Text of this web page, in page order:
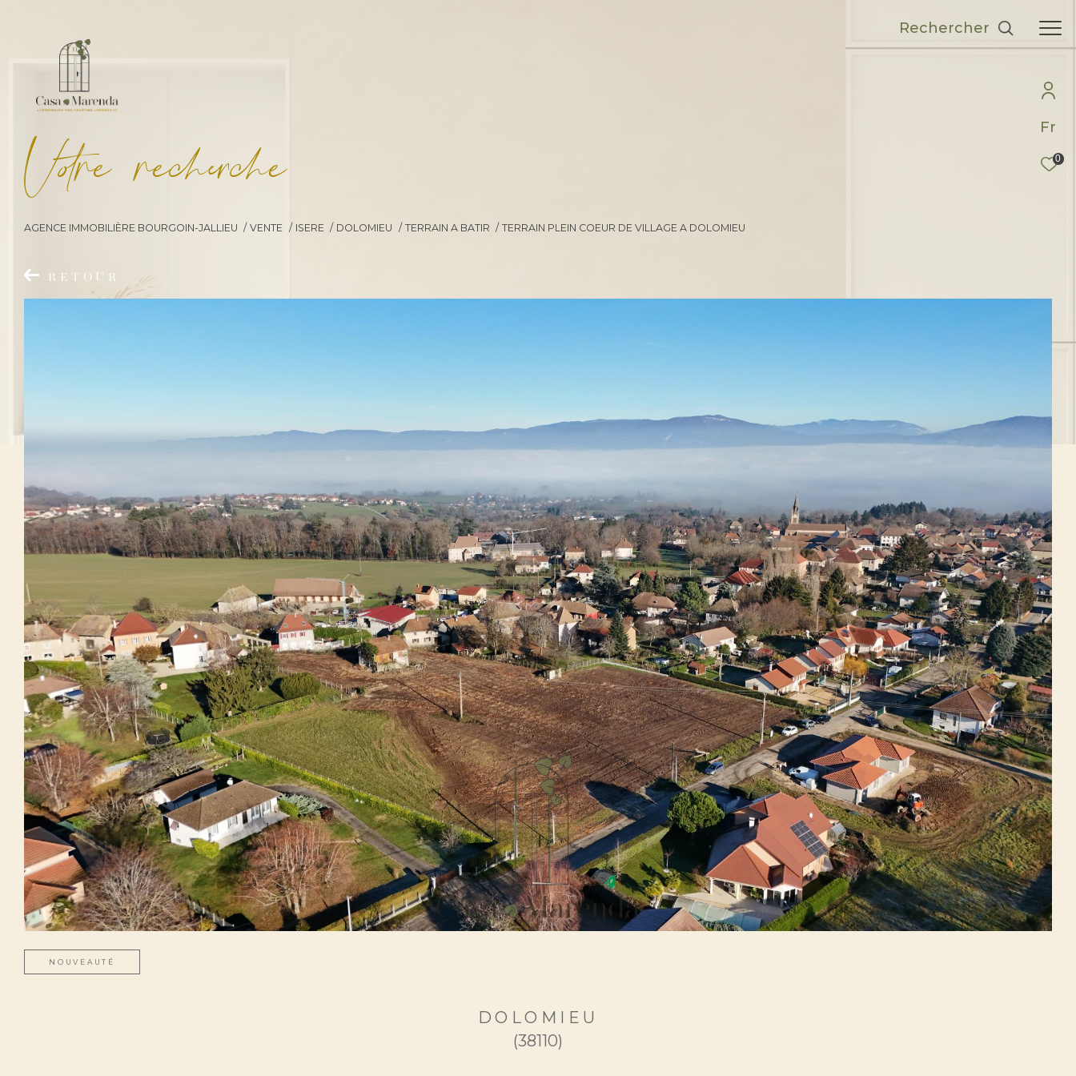
Fr
0
Rechercher
Vore recece
AGENCE IMMOBILIÈRE BOURGOIN-JALLIEU VENTE ISERE DOLOMIEU TERRAIN A BATIR TERRAIN PLEIN COEUR DE VILLAGE A DOLOMIEU
RETOUR
NOUVEAUTÉ
DOLOMIEU
(38110)